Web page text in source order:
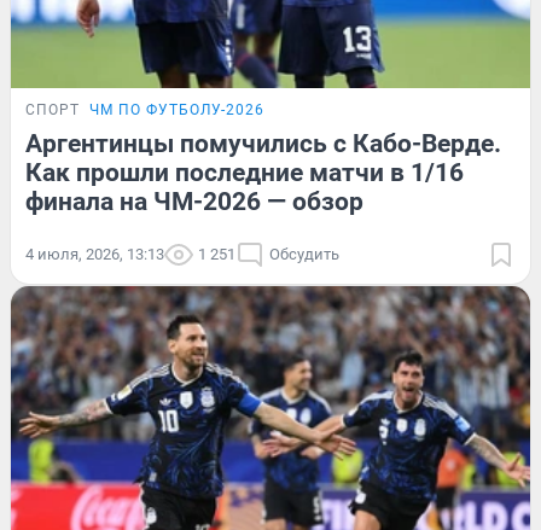
СПОРТ ЧМ ПО ФУТБОЛУ-2026
Аргентинцы помучились с Кабо-Верде.
Как прошли последние матчи в 1/16
финала на ЧМ-2026 — обзор
4 июля, 2026, 13:13 1 251 Обсудить